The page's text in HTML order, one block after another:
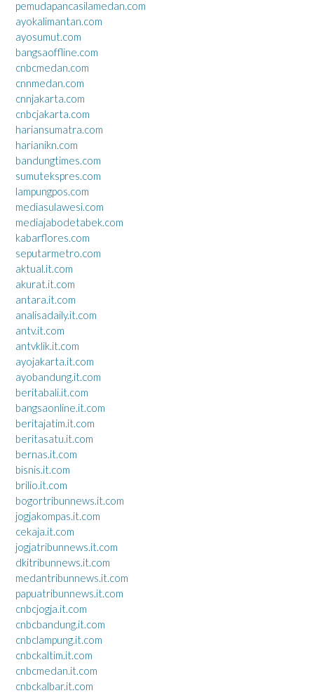
pemudapancasilamedan.com
ayokalimantan.com
ayosumut.com
bangsaoffline.com
cnbcmedan.com
cnnmedan.com
cnnjakarta.com
cnbcjakarta.com
hariansumatra.com
harianikn.com
bandungtimes.com
sumutekspres.com
lampungpos.com
mediasulawesi.com
mediajabodetabek.com
kabarflores.com
seputarmetro.com
aktual.it.com
akurat.it.com
antara.it.com
analisadaily.it.com
antv.it.com
antvklik.it.com
ayojakarta.it.com
ayobandung.it.com
beritabali.it.com
bangsaonline.it.com
beritajatim.it.com
beritasatu.it.com
bernas.it.com
bisnis.it.com
brilio.it.com
bogortribunnews.it.com
jogjakompas.it.com
cekaja.it.com
jogjatribunnews.it.com
dkitribunnews.it.com
medantribunnews.it.com
papuatribunnews.it.com
cnbcjogja.it.com
cnbcbandung.it.com
cnbclampung.it.com
cnbckaltim.it.com
cnbcmedan.it.com
cnbckalbar.it.com